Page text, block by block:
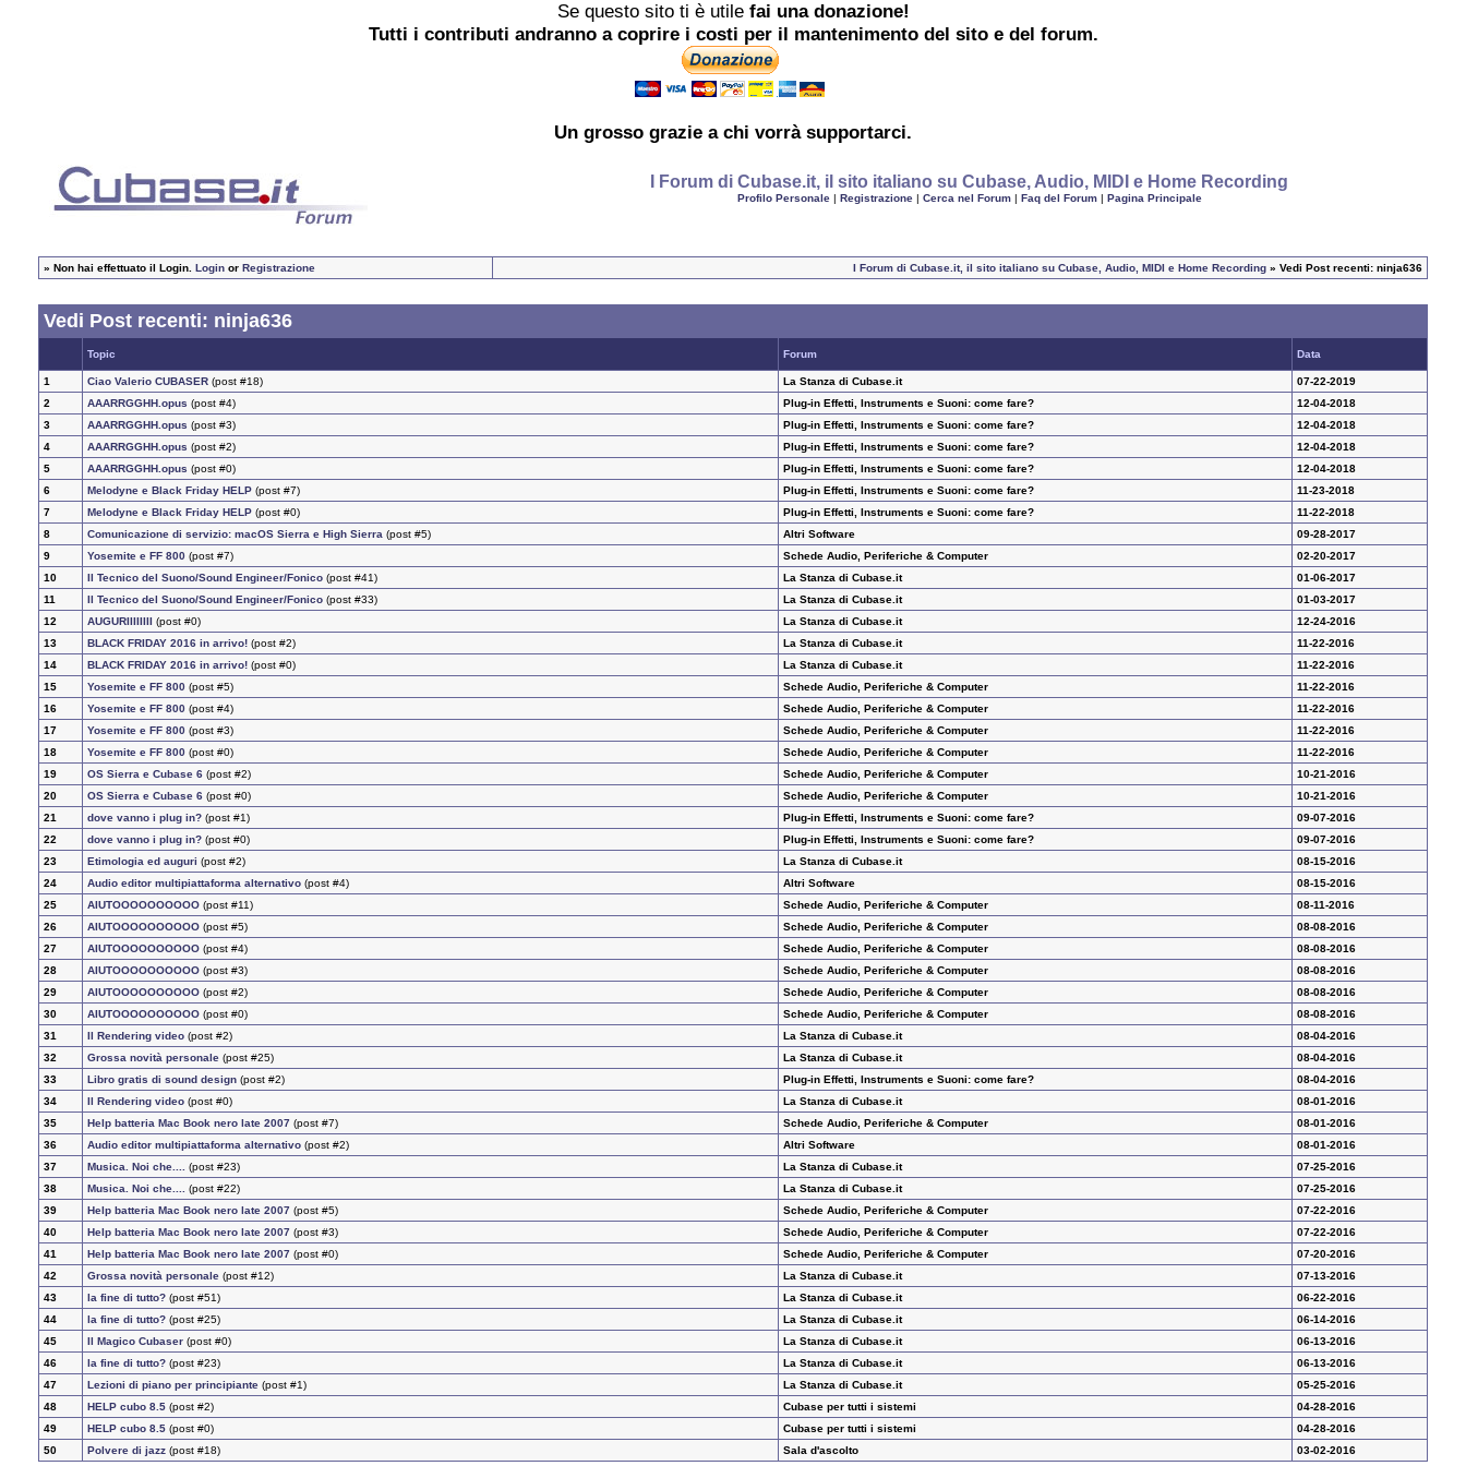
Se questo sito ti è utile fai una donazione!
Tutti i contributi andranno a coprire i costi per il mantenimento del sito e del forum.
Un grosso grazie a chi vorrà supportarci.
I Forum di Cubase.it, il sito italiano su Cubase, Audio, MIDI e Home Recording
Profilo Personale| Registrazione| Cerca nel Forum| Faq del Forum| Pagina Principale
» Non hai effettuato il Login. Login or Registrazione I Forum di Cubase.it, il sito italiano su Cubase, Audio, MIDI e Home Recording » Vedi Post recenti: ninja636
Vedi Post recenti: ninja636
Topic Forum Data
1 Ciao Valerio CUBASER (post #18) La Stanza di Cubase.it
07-22-2019
2
AAARRGGHH.opus (post #4) Plug-in Effetti, Instruments e Suoni: come fare?
12-04-2018
3
AAARRGGHH.opus (post #3) Plug-in Effetti, Instruments e Suoni: come fare?
12-04-2018
4
AAARRGGHH.opus (post #2) Plug-in Effetti, Instruments e Suoni: come fare?
12-04-2018
5
AAARRGGHH.opus (post #0) Plug-in Effetti, Instruments e Suoni: come fare?
12-04-2018
6
Melodyne e Black Friday HELP (post #7) Plug-in Effetti, Instruments e Suoni: come fare?
11-23-2018
7
Melodyne e Black Friday HELP (post #0) Plug-in Effetti, Instruments e Suoni: come fare?
11-22-2018
8
Comunicazione di servizio: macOS Sierra e High Sierra (post #5) Altri Software
09-28-2017
9
Yosemite e FF 800 (post #7) Schede Audio, Periferiche & Computer
02-20-2017
10
Il Tecnico del Suono/Sound Engineer/Fonico (post #41) La Stanza di Cubase.it
01-06-2017
11
Il Tecnico del Suono/Sound Engineer/Fonico (post #33) La Stanza di Cubase.it
01-03-2017
12
AUGURIIIIIIII (post #0) La Stanza di Cubase.it
12-24-2016
13
BLACK FRIDAY 2016 in arrivo! (post #2) La Stanza di Cubase.it
11-22-2016
14
BLACK FRIDAY 2016 in arrivo! (post #0) La Stanza di Cubase.it
11-22-2016
15
Yosemite e FF 800 (post #5) Schede Audio, Periferiche & Computer
11-22-2016
16
Yosemite e FF 800 (post #4) Schede Audio, Periferiche & Computer
11-22-2016
17
Yosemite e FF 800 (post #3) Schede Audio, Periferiche & Computer
11-22-2016
18
Yosemite e FF 800 (post #0) Schede Audio, Periferiche & Computer
11-22-2016
19
OS Sierra e Cubase 6 (post #2) Schede Audio, Periferiche & Computer
10-21-2016
20
OS Sierra e Cubase 6 (post #0) Schede Audio, Periferiche & Computer
10-21-2016
21
dove vanno i plug in? (post #1) Plug-in Effetti, Instruments e Suoni: come fare?
09-07-2016
22
dove vanno i plug in? (post #0) Plug-in Effetti, Instruments e Suoni: come fare?
09-07-2016
23
Etimologia ed auguri (post #2) La Stanza di Cubase.it
08-15-2016
24
Audio editor multipiattaforma alternativo (post #4) Altri Software
08-15-2016
25
AIUTOOOOOOOOOO (post #11) Schede Audio, Periferiche & Computer
08-11-2016
26
AIUTOOOOOOOOOO (post #5) Schede Audio, Periferiche & Computer
08-08-2016
27
AIUTOOOOOOOOOO (post #4) Schede Audio, Periferiche & Computer
08-08-2016
28
AIUTOOOOOOOOOO (post #3) Schede Audio, Periferiche & Computer
08-08-2016
29
AIUTOOOOOOOOOO (post #2) Schede Audio, Periferiche & Computer
08-08-2016
30
AIUTOOOOOOOOOO (post #0) Schede Audio, Periferiche & Computer
08-08-2016
31
Il Rendering video (post #2) La Stanza di Cubase.it
08-04-2016
32
Grossa novità personale (post #25) La Stanza di Cubase.it
08-04-2016
33
Libro gratis di sound design (post #2) Plug-in Effetti, Instruments e Suoni: come fare?
08-04-2016
34
Il Rendering video (post #0) La Stanza di Cubase.it
08-01-2016
35
Help batteria Mac Book nero late 2007 (post #7) Schede Audio, Periferiche & Computer
08-01-2016
36
Audio editor multipiattaforma alternativo (post #2) Altri Software
08-01-2016
37
Musica. Noi che.... (post #23) La Stanza di Cubase.it
07-25-2016
38
Musica. Noi che.... (post #22) La Stanza di Cubase.it
07-25-2016
39
Help batteria Mac Book nero late 2007 (post #5) Schede Audio, Periferiche & Computer
07-22-2016
40
Help batteria Mac Book nero late 2007 (post #3) Schede Audio, Periferiche & Computer
07-22-2016
41
Help batteria Mac Book nero late 2007 (post #0) Schede Audio, Periferiche & Computer
07-20-2016
42
Grossa novità personale (post #12) La Stanza di Cubase.it
07-13-2016
43
la fine di tutto? (post #51) La Stanza di Cubase.it
06-22-2016
44
la fine di tutto? (post #25) La Stanza di Cubase.it
06-14-2016
45
Il Magico Cubaser (post #0) La Stanza di Cubase.it
06-13-2016
46
la fine di tutto? (post #23) La Stanza di Cubase.it
06-13-2016
47
Lezioni di piano per principiante (post #1) La Stanza di Cubase.it
05-25-2016
48
HELP cubo 8.5 (post #2) Cubase per tutti i sistemi
04-28-2016
49
HELP cubo 8.5 (post #0) Cubase per tutti i sistemi
04-28-2016
50
Polvere di jazz (post #18) Sala d'ascolto 03-02-2016